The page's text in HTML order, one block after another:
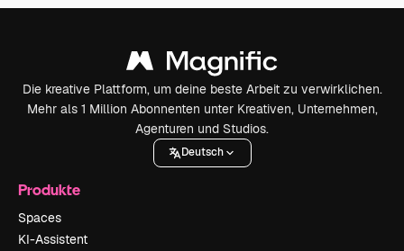
Die kreative Plattform, um deine beste Arbeit zu verwirklichen.
Mehr als 1 Million Abonnenten unter Kreativen, Unternehmen,
Agenturen und Studios.
Deutsch
Produkte
Spaces
KI-Assistent